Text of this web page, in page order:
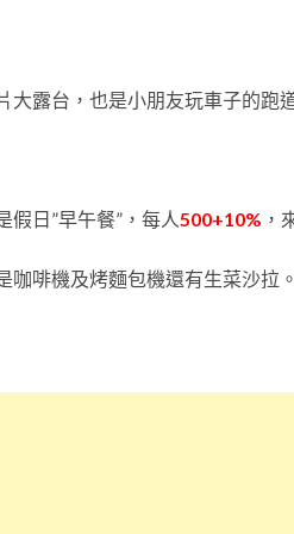
大露台，也是小朋友玩車子的跑
假日”早午餐”，每人500+10% ，
咖啡機及烤麵包機還有生菜沙拉。